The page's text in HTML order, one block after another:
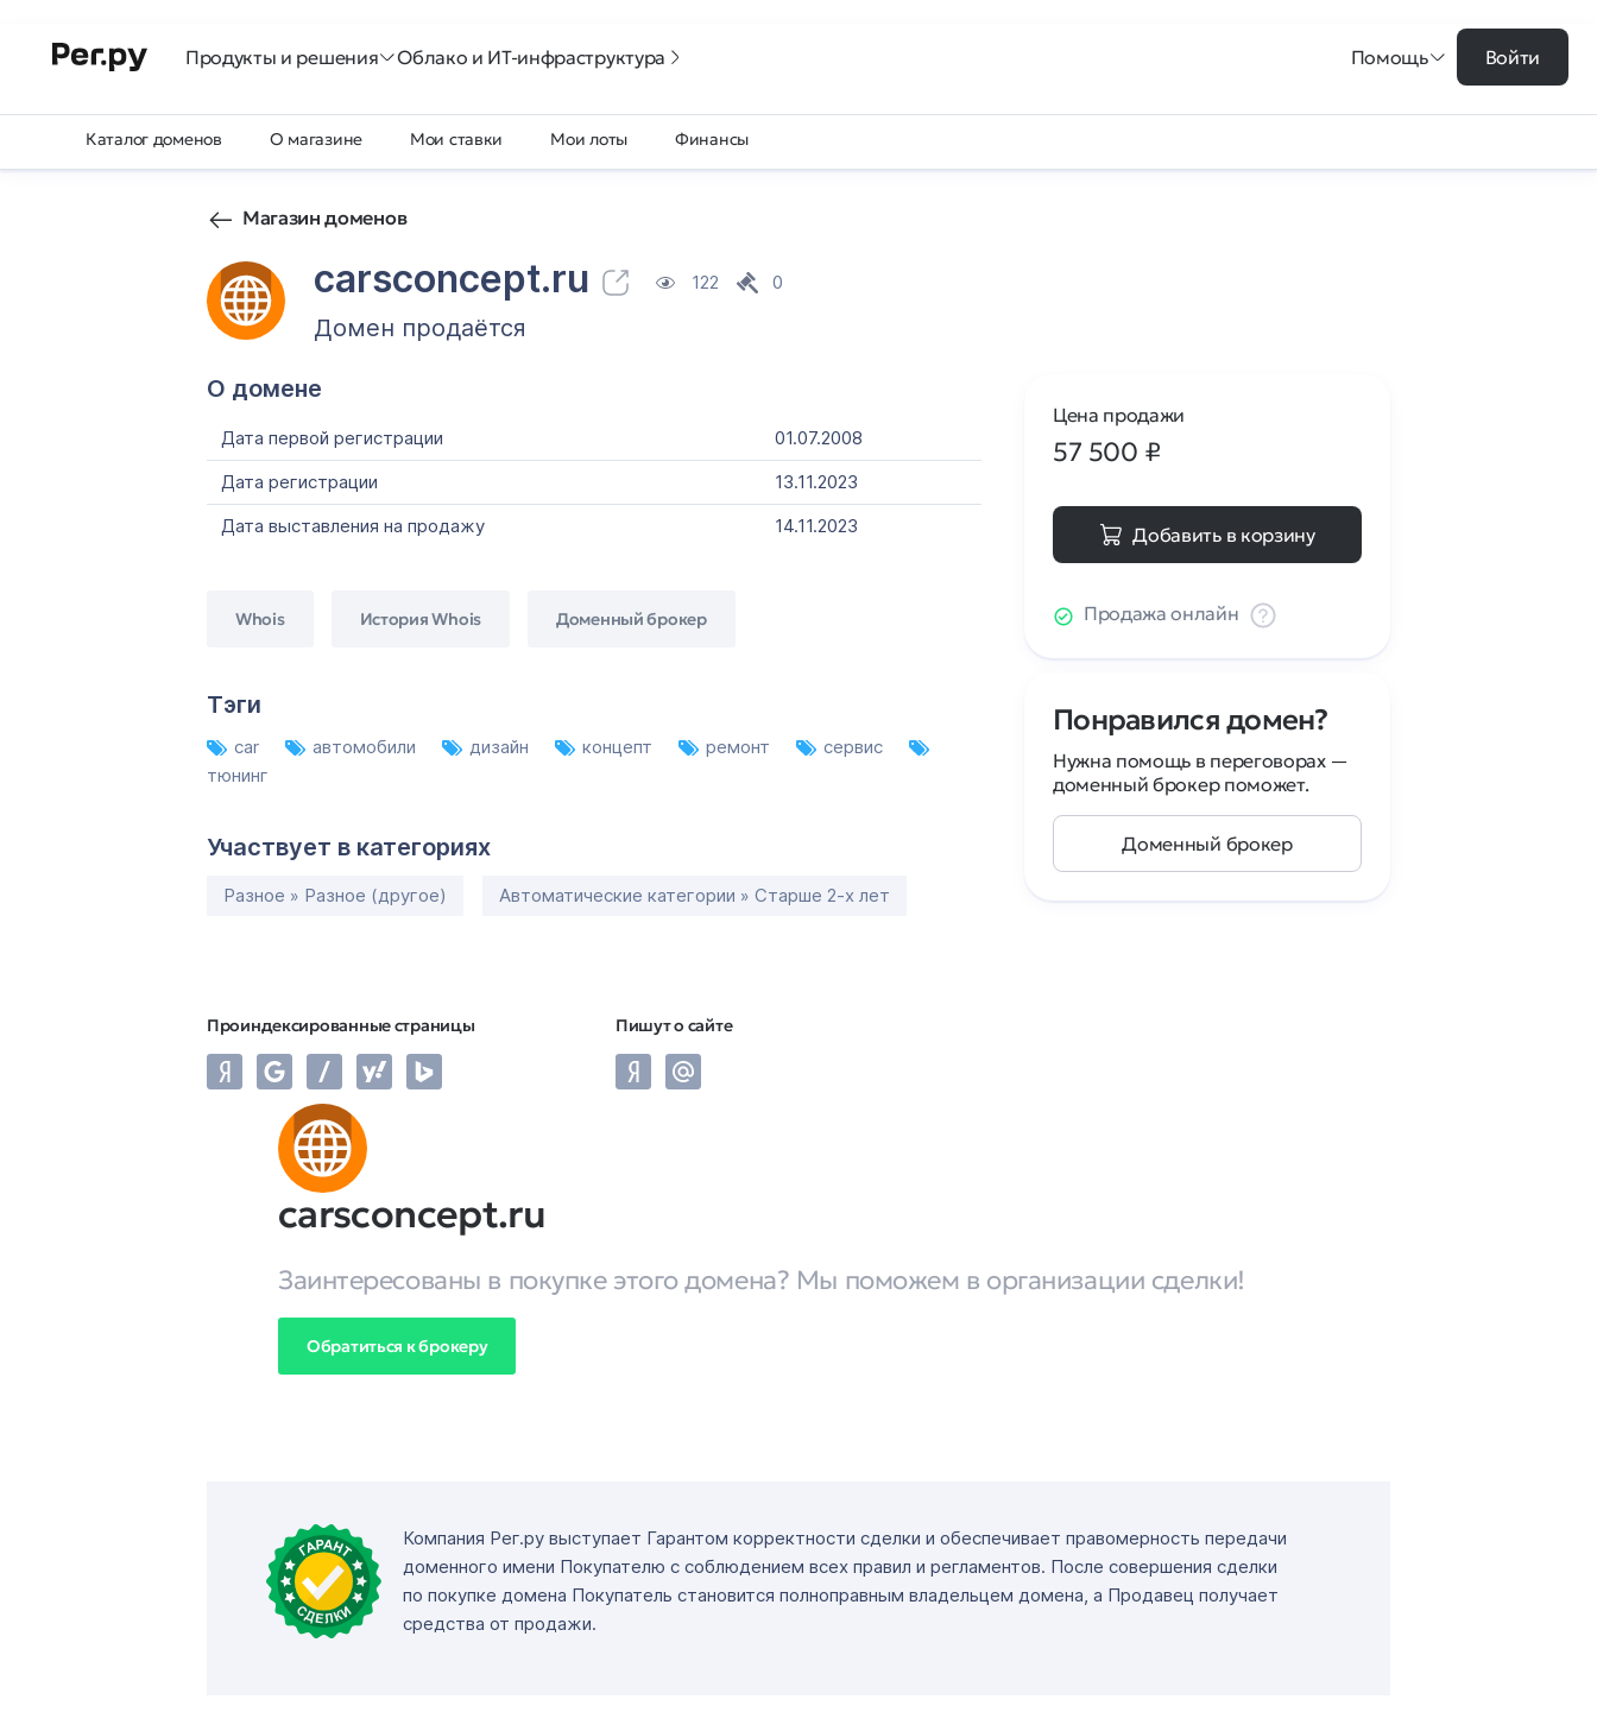
Продукты и решения Облако и ИТ-инфраструктура Помощь Войти
Каталог доменов О магазине Мои ставки Мои лоты Финансы
Магазин доменов
carsconcept.ru 122 0
Домен продаётся
О домене
Дата первой регистрации
01.07.2008
Дата регистрации
13.11.2023
Дата выставления на продажу
14.11.2023
Whois История Whois Доменный брокер
Тэги
car автомобили дизайн концепт ремонт
сервис
тюнинг
Участвует в категориях
Разное » Разное (другое) Автоматические категории » Старше 2-х лет
Проиндексированные страницы Пишут о сайте
Цена продажи
57 500 ₽
Добавить в корзину
Продажа онлайн
Понравился домен?
Нужна помощь в переговорах —
доменный брокер поможет.
Доменный брокер
carsconcept.ru
Заинтересованы в покупке этого домена? Мы поможем в организации сделки!
Обратиться к брокеру
Компания Рег.ру выступает Гарантом корректности сделки и обеспечивает правомерность передачи
доменного имени Покупателю с соблюдением всех правил и регламентов. После совершения сделки
по покупке домена Покупатель становится полноправным владельцем домена, а Продавец получает
средства от продажи.